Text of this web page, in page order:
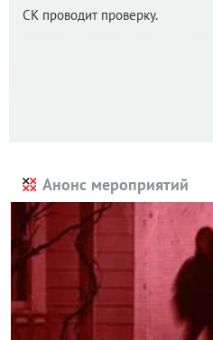
СК проводит проверку.
Анонс мероприятий